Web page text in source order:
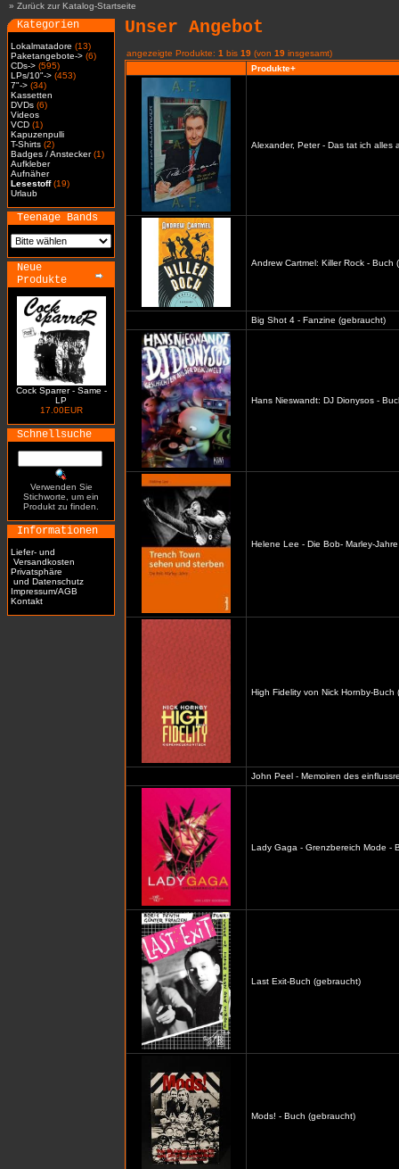
» Zurück zur Katalog-Startseite
Kategorien
Lokalmatadore (13)
Paketangebote-> (6)
CDs-> (595)
LPs/10"-> (453)
7"-> (34)
Kassetten
DVDs (6)
Videos
VCD (1)
Kapuzenpulli
T-Shirts (2)
Badges / Anstecker(1)
Aufkleber
Aufnäher
Lesestoff(19)
Urlaub
Teenage Bands
Neue
Produkte
Cock Sparrer - Same -
LP
17.00EUR
Schnellsuche
Verwenden Sie
Stichworte, um ein
Produkt zu finden.
Informationen
Liefer- und
Versandkosten
Privatsphäre
und Datenschutz
Impressum/AGB
Kontakt
Unser Angebot
angezeigte Produkte: 1 bis 19 (von 19 insgesamt)
Produkte+
Alexander, Peter - Das tat ich alles
Andrew Cartmel: Killer Rock - Buch
Big Shot 4 - Fanzine (gebraucht)
Hans Nieswandt: DJ Dionysos -
Helene Lee - Die Bob- Marley-
High Fidelity von Nick Hornby-Buch
John Peel - Memoiren des
Lady Gaga - Grenzbereich Mode -
Last Exit-Buch (gebraucht)
Mods! - Buch (gebraucht)